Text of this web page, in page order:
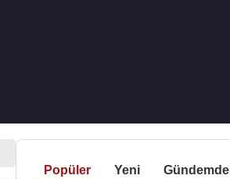
Popüler Yeni Gündemde